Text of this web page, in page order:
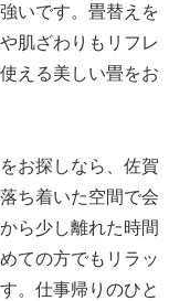
いです。畳替えを
肌ざわりもリフレ
える美しい畳をお
お探しなら、佐賀
ち着いた空間で会
ら少し離れた時間
ての方でもリラッ
。仕事帰りのひと